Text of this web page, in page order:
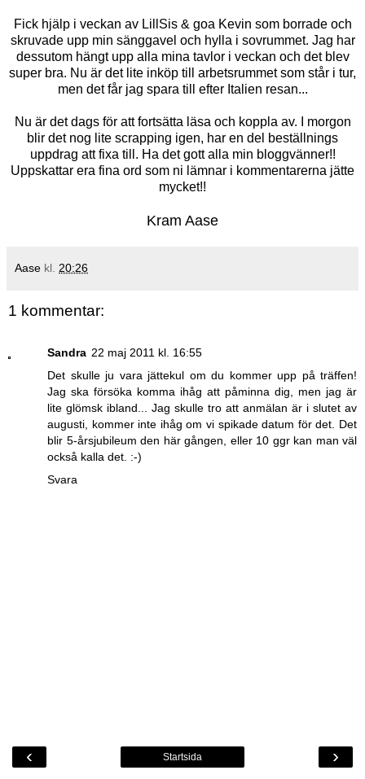
Fick hjälp i veckan av LillSis & goa Kevin som borrade och
skruvade upp min sänggavel och hylla i sovrummet. Jag har
dessutom hängt upp alla mina tavlor i veckan och det blev
super bra. Nu är det lite inköp till arbetsrummet som står i tur,
men det får jag spara till efter Italien resan...
Nu är det dags för att fortsätta läsa och koppla av. I morgon
blir det nog lite scrapping igen, har en del beställnings
uppdrag att fixa till. Ha det gott alla min bloggvänner!!
Uppskattar era fina ord som ni lämnar i kommentarerna jätte
mycket!!
Kram Aase
Aase kl. 20:26
1 kommentar:
Sandra 22 maj 2011 kl. 16:55
Det skulle ju vara jättekul om du kommer upp på träffen!
Jag ska försöka komma ihåg att påminna dig, men jag är
lite glömsk ibland... Jag skulle tro att anmälan är i slutet av
augusti, kommer inte ihåg om vi spikade datum för det. Det
blir 5-årsjubileum den här gången, eller 10 ggr kan man väl
också kalla det. :-)
Svara
‹ ›
Startsida